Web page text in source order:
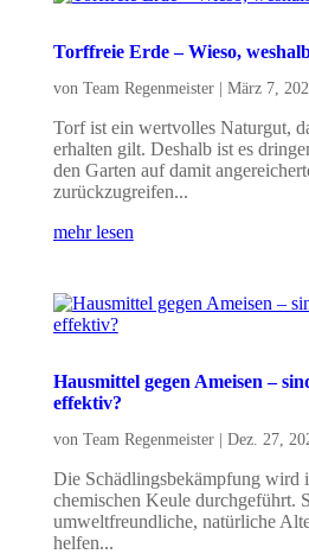
Torffreie Erde – Wieso,
von Team Regenmeister| März 7,
Torf ist ein wertvolles Naturgut,
erhalten gilt. Deshalb ist es
den Garten auf damit
zurückzugreifen...
mehr lesen
Hausmittel gegen Ameisen –
effektiv?
von Team Regenmeister| Dez. 27,
Die Schädlingsbekämpfung wird
chemischen Keule durchgeführt.
umweltfreundliche, natürliche
helfen...